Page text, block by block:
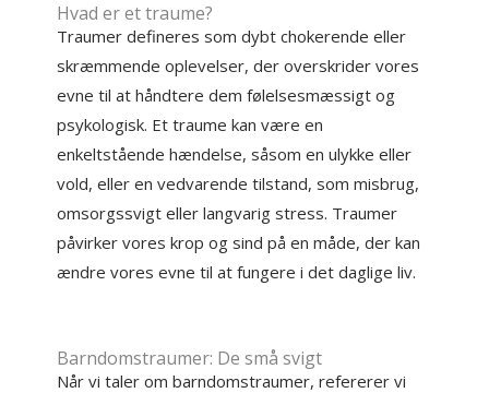
Hvad er et traume?
Traumer defineres som dybt chokerende eller
skræmmende oplevelser, der overskrider vores
evne til at håndtere dem følelsesmæssigt og
psykologisk. Et traume kan være en
enkeltstående hændelse, såsom en ulykke eller
vold, eller en vedvarende tilstand, som misbrug,
omsorgssvigt eller langvarig stress. Traumer
påvirker vores krop og sind på en måde, der kan
ændre vores evne til at fungere i det daglige liv.
Barndomstraumer: De små svigt
Når vi taler om barndomstraumer, refererer vi